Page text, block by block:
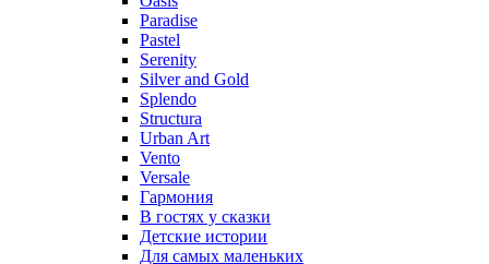
Paradise
Pastel
Serenity
Silver and Gold
Splendo
Structura
Urban Art
Vento
Versale
Гармония
В гостях у сказки
Детские истории
Для самых маленьких